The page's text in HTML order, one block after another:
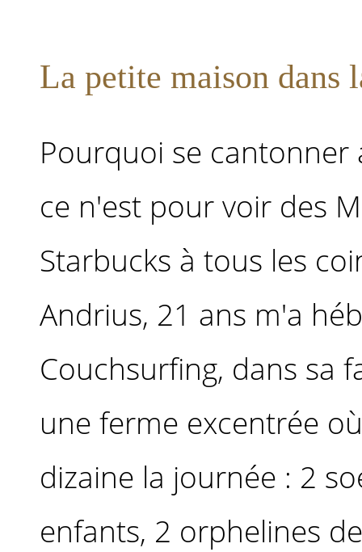
La petite maison dans
Pourquoi se cantonner
ce n'est pour voir des
Starbucks à tous les
Andrius, 21 ans m'a
Couchsurfing, dans sa
une ferme excentrée
dizaine la journée : 2
enfants, 2 orphelines